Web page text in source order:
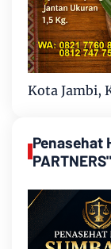
Kota Jambi,
Penasehat
PARTNERS"